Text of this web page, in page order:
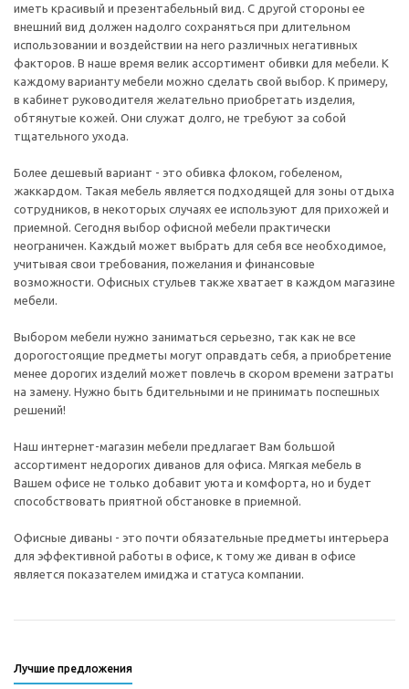
иметь красивый и презентабельный вид. С другой стороны ее
внешний вид должен надолго сохраняться при длительном
использовании и воздействии на него различных негативных
факторов. В наше время велик ассортимент обивки для мебели. К
каждому варианту мебели можно сделать свой выбор. К примеру,
в кабинет руководителя желательно приобретать изделия,
обтянутые кожей. Они служат долго, не требуют за собой
тщательного ухода.
Более дешевый вариант - это обивка флоком, гобеленом,
жаккардом. Такая мебель является подходящей для зоны отдыха
сотрудников, в некоторых случаях ее используют для прихожей и
приемной. Сегодня выбор офисной мебели практически
неограничен. Каждый может выбрать для себя все необходимое,
учитывая свои требования, пожелания и финансовые
возможности. Офисных стульев также хватает в каждом магазине
мебели.
Выбором мебели нужно заниматься серьезно, так как не все
дорогостоящие предметы могут оправдать себя, а приобретение
менее дорогих изделий может повлечь в скором времени затраты
на замену. Нужно быть бдительными и не принимать поспешных
решений!
Наш интернет-магазин мебели предлагает Вам большой
ассортимент недорогих диванов для офиса. Мягкая мебель в
Вашем офисе не только добавит уюта и комфорта, но и будет
способствовать приятной обстановке в приемной.
Офисные диваны - это почти обязательные предметы интерьера
для эффективной работы в офисе, к тому же диван в офисе
является показателем имиджа и статуса компании.
Лучшие предложения